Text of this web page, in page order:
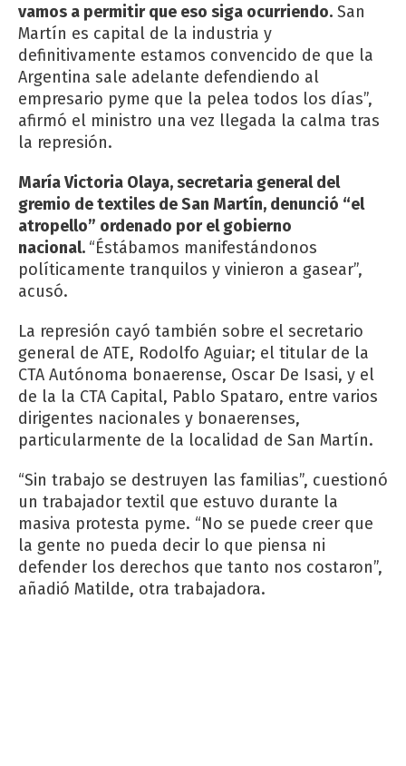
vamos a permitir que eso siga ocurriendo. San
Martín es capital de la industria y
definitivamente estamos convencido de que la
Argentina sale adelante defendiendo al
empresario pyme que la pelea todos los días”,
afirmó el ministro una vez llegada la calma tras
la represión.
María Victoria Olaya, secretaria general del
gremio de textiles de San Martín, denunció “el
atropello” ordenado por el gobierno
nacional. “Éstábamos manifestándonos
políticamente tranquilos y vinieron a gasear”,
acusó.
La represión cayó también sobre el secretario
general de ATE, Rodolfo Aguiar; el titular de la
CTA Autónoma bonaerense, Oscar De Isasi, y el
de la la CTA Capital, Pablo Spataro, entre varios
dirigentes nacionales y bonaerenses,
particularmente de la localidad de San Martín.
“Sin trabajo se destruyen las familias”, cuestionó
un trabajador textil que estuvo durante la
masiva protesta pyme. “No se puede creer que
la gente no pueda decir lo que piensa ni
defender los derechos que tanto nos costaron”,
añadió Matilde, otra trabajadora.